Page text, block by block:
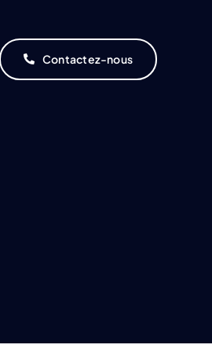
Contactez-nous